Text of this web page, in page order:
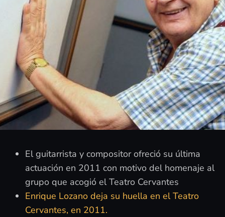
El guitarrista y compositor ofreció su última
actuación en 2011 con motivo del homenaje al
grupo que acogió el Teatro Cervantes
Enrique Lozano deja su huella en el Teatro
Cervantes, en 2011.